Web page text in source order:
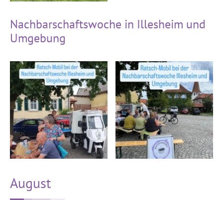
Nachbarschaftswoche in Illesheim und
Umgebung
August